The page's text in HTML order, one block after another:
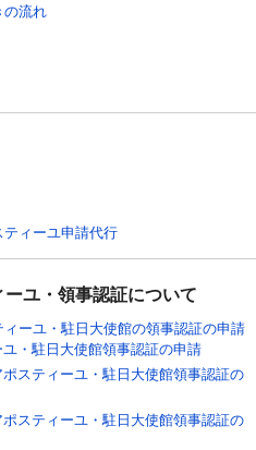
の流れ
ィーユ申請代行
ユ・領事認証について
ーユ・駐日大使館の領事認証の申請
・駐日大使館領事認証の申請
スティーユ・駐日大使館領事認証の
スティーユ・駐日大使館領事認証の